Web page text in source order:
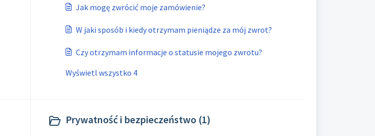
Jak mogę zwrócić moje zamówienie?
W jaki sposób i kiedy otrzymam pieniądze za mój zwrot?
Czy otrzymam informacje o statusie mojego zwrotu?
Wyświetl wszystko 4
Prywatność i bezpieczeństwo (1)